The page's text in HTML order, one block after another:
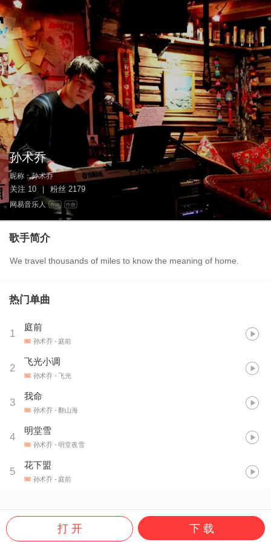
孙术乔
昵称：孙术乔
关注 10 粉丝 2179
网易音乐人 作词 作曲
歌手简介
We travel thousands of miles to know the meaning of home.
热门单曲
1
庭前
孙术乔 - 庭前
2
飞光小调
孙术乔 - 飞光
3
我命
孙术乔 - 翻山海
4
明堂雪
孙术乔 - 明堂夜雪
5
花下盟
孙术乔 - 庭前
打 开 下 载